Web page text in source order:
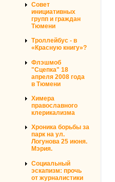
Совет
инициативных
групп и граждан
Тюмени
Троллейбус - в
«Красную книгу»?
Флэшмоб
"Сцепка" 18
апреля 2008 года
в Тюмени
Химера
православного
клерикализма
Хроника борьбы за
парк на ул.
Логунова 25 июня.
Мэрия.
Социальный
эскапизм: прочь
от журналистики